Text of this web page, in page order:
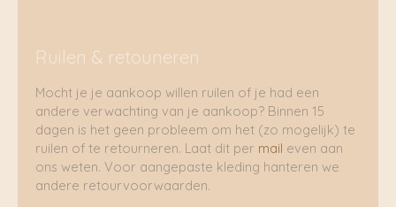
Ruilen & retouneren
Mocht je je aankoop willen ruilen of je had een
andere verwachting van je aankoop? Binnen 15
dagen is het geen probleem om het (zo mogelijk) te
ruilen of te retourneren. Laat dit per mail even aan
ons weten. Voor aangepaste kleding hanteren we
andere retourvoorwaarden.